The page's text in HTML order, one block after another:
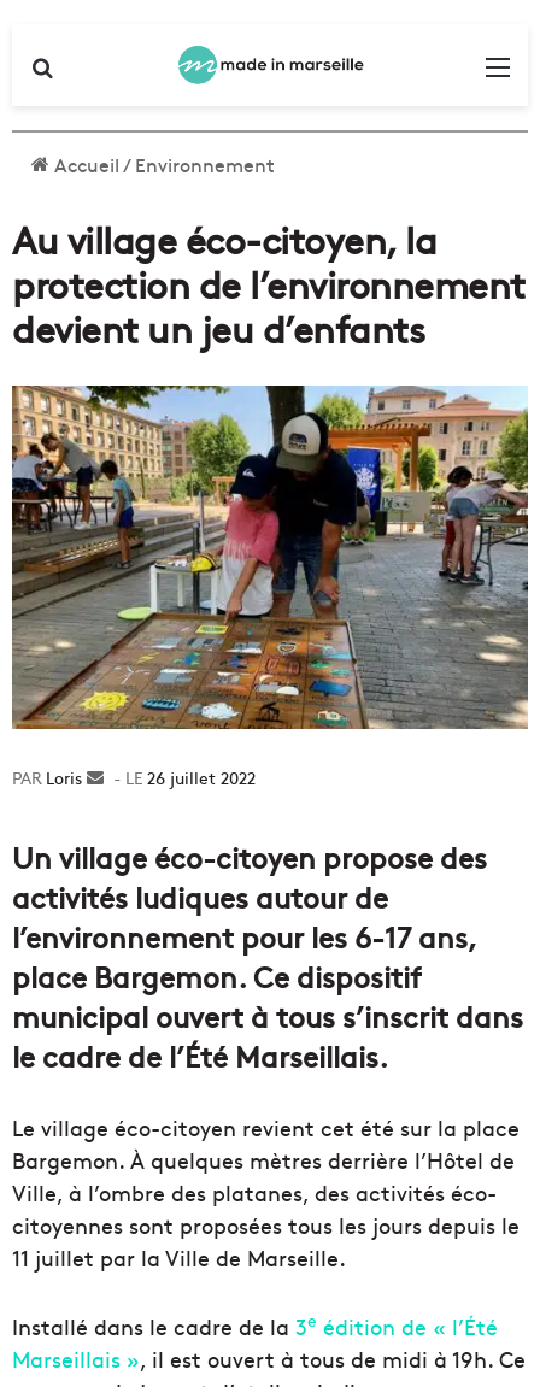
Accueil/Environnement
Au village éco-citoyen, la
protection de l’environnement
devient un jeu d’enfants
Loris
Envoyer26 juillet 2022
Un village éco-citoyen propose des
activités ludiques autour de
l’environnement pour les 6-17 ans,
place Bargemon. Ce dispositif
municipal ouvert à tous s’inscrit dans
le cadre de l’Été Marseillais.
Le village éco-citoyen revient cet été sur la place
Bargemon. À quelques mètres derrière l’Hôtel de
Ville, à l’ombre des platanes, des activités éco-
citoyennes sont proposées tous les jours depuis le
11 juillet par la Ville de Marseille.
Installé dans le cadre de la 3e édition de « l’Été
Marseillais », il est ouvert à tous de midi à 19h. Ce